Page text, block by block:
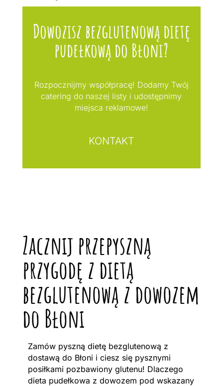
Dowozisz bezglutenową dietę
pudełkową do Błoni?
Rozpocznijmy współpracę! Dodamy Twój
catering do naszej listy i udostępnimy
miejsca reklamowe!
KONTAKT
Zacznij przepyszną
przygodę z dietą
bezglutenową z dowozem
do Błoni
Zamów pyszną dietę bezglutenową z
dostawą do Błoni i ciesz się pysznymi
posiłkami pozbawiony glutenu! Dlaczego
dieta pudełkowa z dowozem pod wskazany